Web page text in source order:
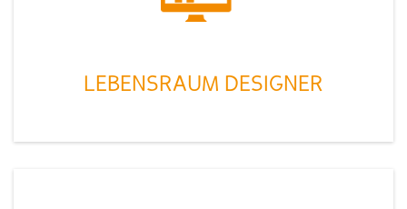
LEBENSRAUM DESIGNER